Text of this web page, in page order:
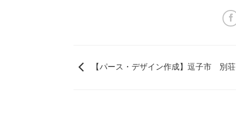
【パース・デザイン作成】逗子市 別荘